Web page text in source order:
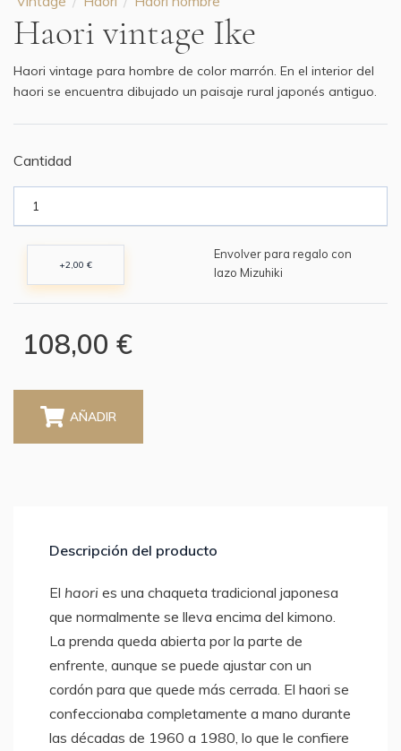
Haori vintage Ike
Haori vintage para hombre de color marrón. En el interior del
haori se encuentra dibujado un paisaje rural japonés antiguo.
Cantidad
+2,00 €
Envolver para regalo con
lazo Mizuhiki
108,00 €
AÑADIR
Descripción del producto
El haori es una chaqueta tradicional japonesa
que normalmente se lleva encima del kimono.
La prenda queda abierta por la parte de
enfrente, aunque se puede ajustar con un
cordón para que quede más cerrada. El haori se
confeccionaba completamente a mano durante
las décadas de 1960 a 1980, lo que le confiere